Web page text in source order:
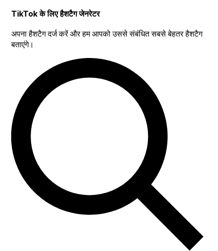
TikTok के लिए हैशटैग जेनरेटर
अपना हैशटैग दर्ज करें और हम आपको उससे संबंधित सबसे बेहतर हैशटैग
बताएंगे।